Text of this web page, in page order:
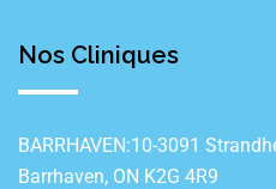
Nos Cliniques
BARRHAVEN:10-3091
Barrhaven, ON K2G 4R9